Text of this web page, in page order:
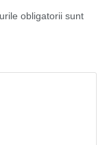
obligatorii sunt